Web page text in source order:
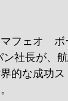
フェオ　
社長が、
的な成功